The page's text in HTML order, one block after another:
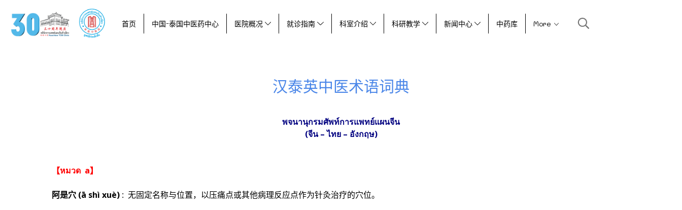
首页 中国-泰国中医药中心 医院概况 就诊指南 科室介绍 科研教学 新闻中心 中药库 More
汉泰英中医术语词典
พจนานุกรมศัพท์การแพทย์แผนจีน
(จีน – ไทย – อังกฤษ)
【หมวด a】
阿是穴 (ā shì xuè) : 无固定名称与位置，以压痛点或其他病理反应点作为针灸治疗的穴位。